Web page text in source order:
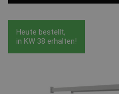
Heute bestellt,
in KW 38 erhalten!